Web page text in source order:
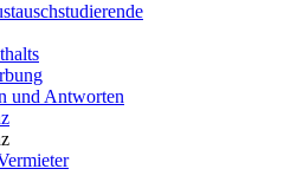
und Antworten